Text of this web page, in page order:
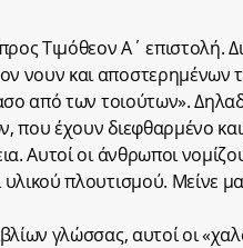
Τιμόθεον Α΄ επιστολή.
νουν και αποστερημένων
από των τοιούτων».
που έχουν διεφθαρμένο
Αυτοί οι άνθρωποι
υλικού πλουτισμού. Μείνε
γλώσσας, αυτοί οι